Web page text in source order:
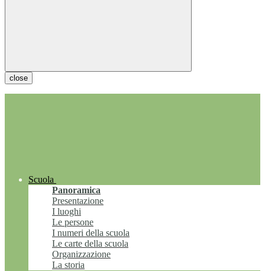
close
Scuola
Panoramica
Presentazione
I luoghi
Le persone
I numeri della scuola
Le carte della scuola
Organizzazione
La storia